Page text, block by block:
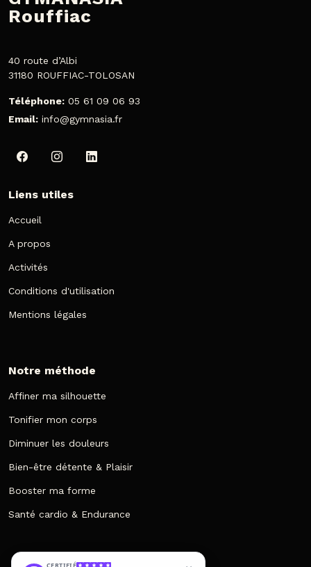
Rouffiac
40 route d’Albi
31180 ROUFFIAC-TOLOSAN
Téléphone: 05 61 09 06 93
Email: info@gymnasia.fr
Liens utiles
Accueil
A propos
Activités
Conditions d'utilisation
Mentions légales
Notre méthode
Affiner ma silhouette
Tonifier mon corps
Diminuer les douleurs
Bien-être détente & Plaisir
Booster ma forme
Santé cardio & Endurance